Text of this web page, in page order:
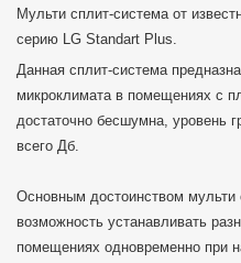
Мульти сплит-система от
серию LG Standart Plus.
Данная сплит-система
микроклимата в помещениях с
достаточно бесшумна, уровень
всего Дб.
Основным достоинством мульти
возможность устанавливать
помещениях одновременно при